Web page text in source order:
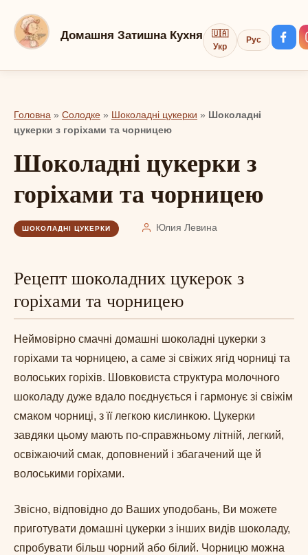
вмісту
Домашня Затишна Кухня
🇺🇦
Укр
Рус
Головна » Солодке » Шоколадні цукерки » Шоколадні
цукерки з горіхами та чорницею
Шоколадні цукерки з
горіхами та чорницею
ШОКОЛАДНІ ЦУКЕРКИ Юлия Левина
Рецепт шоколадних цукерок з
горіхами та чорницею
Неймовірно смачні домашні шоколадні цукерки з
горіхами та чорницею, а саме зі свіжих ягід чорниці та
волоських горіхів. Шовковиста структура молочного
шоколаду дуже вдало поєднується і гармонує зі свіжім
смаком чорниці, з її легкою кислинкою. Цукерки
завдяки цьому мають по-справжньому літній, легкий,
освіжаючий смак, доповнений і збагачений ще й
волоськими горіхами.
Звісно, відповідно до Ваших уподобань, Ви можете
приготувати домашні цукерки з інших видів шоколаду,
спробувати більш чорний або білий. Чорницю можна